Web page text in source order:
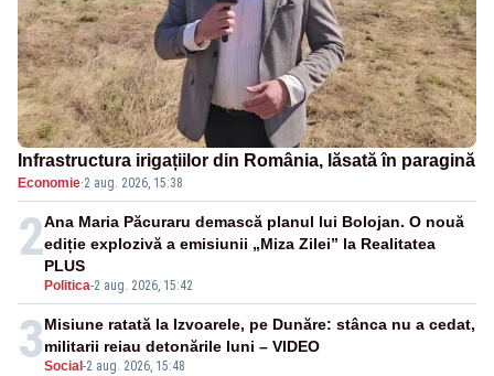
Infrastructura irigațiilor din România, lăsată în paragină
Economie·2 aug. 2026, 15:38
2
Politica-2 aug. 2026, 15:42
Ana Maria Păcuraru demască planul lui Bolojan. O nouă
ediție explozivă a emisiunii „Miza Zilei” la Realitatea
PLUS
3Social -2 aug. 2026, 15:48
Misiune ratată la Izvoarele, pe Dunăre: stânca nu a cedat,
militarii reiau detonările luni – VIDEO